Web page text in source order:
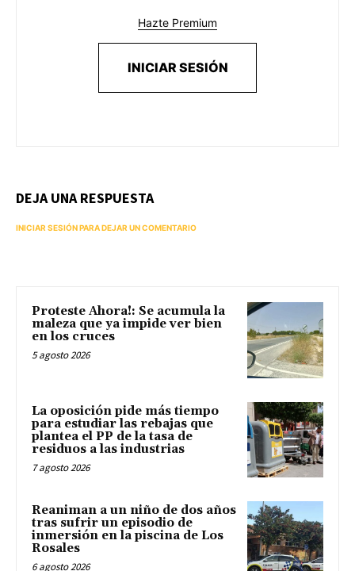
Hazte Premium
INICIAR SESIÓN
DEJA UNA RESPUESTA
INICIAR SESIÓN PARA DEJAR UN COMENTARIO
Proteste Ahora!: Se acumula la
maleza que ya impide ver bien
en los cruces
5 agosto 2026
La oposición pide más tiempo
para estudiar las rebajas que
plantea el PP de la tasa de
residuos a las industrias
7 agosto 2026
Reaniman a un niño de dos años
tras sufrir un episodio de
inmersión en la piscina de Los
Rosales
6 agosto 2026